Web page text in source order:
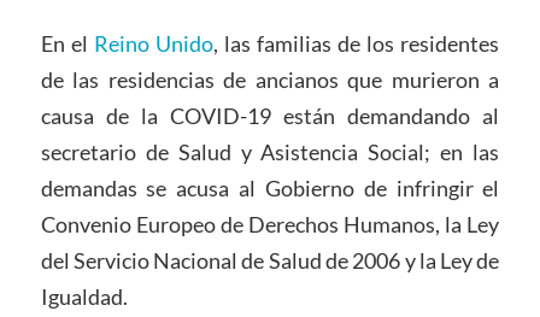
En el Reino Unido, las familias de los residentes
de las residencias de ancianos que murieron a
causa de la COVID-19 están demandando al
secretario de Salud y Asistencia Social; en las
demandas se acusa al Gobierno de infringir el
Convenio Europeo de Derechos Humanos, la Ley
del Servicio Nacional de Salud de 2006 y la Ley de
Igualdad.